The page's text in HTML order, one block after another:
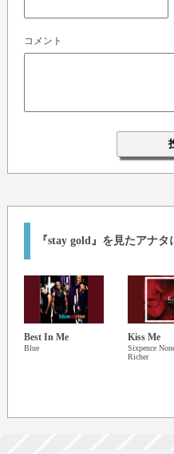
コメント
『stay gold』を見たアナ
Best In Me
Blue
Kiss Me
Sixpence
Richer